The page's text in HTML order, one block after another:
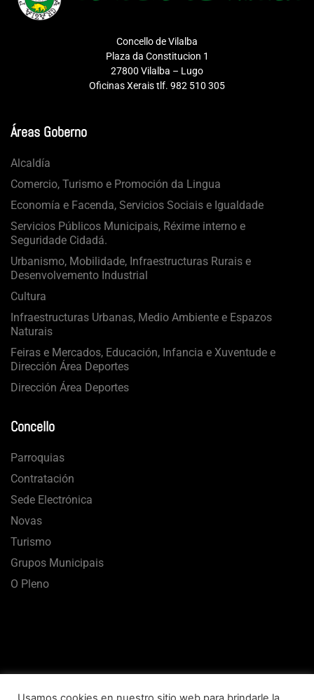
Concello de Vilalba
Plaza da Constitucion 1
27800 Vilalba – Lugo
Oficinas Xerais tlf. 982 510 305
Áreas Goberno
Alcaldía
Comercio, Turismo e Promoción da Lingua
Economía e Facenda, Servicios Sociais e Igualdade
Servicios Públicos Municipais, Réxime interno e
Seguridade Cidadá.
Urbanismo, Mobilidade, Infraestructuras Rurais e
Desenvolvemento Industrial
Cultura
Infraestructuras Urbanas, Medio Ambiente e Espazos
Naturais
Feiras e Mercados, Educación, Infancia e Xuventude e
Dirección Área Deportes
Dirección Área Deportes
Concello
Parroquias
Contratación
Sede Electrónica
Novas
Turismo
Grupos Municipais
O Pleno